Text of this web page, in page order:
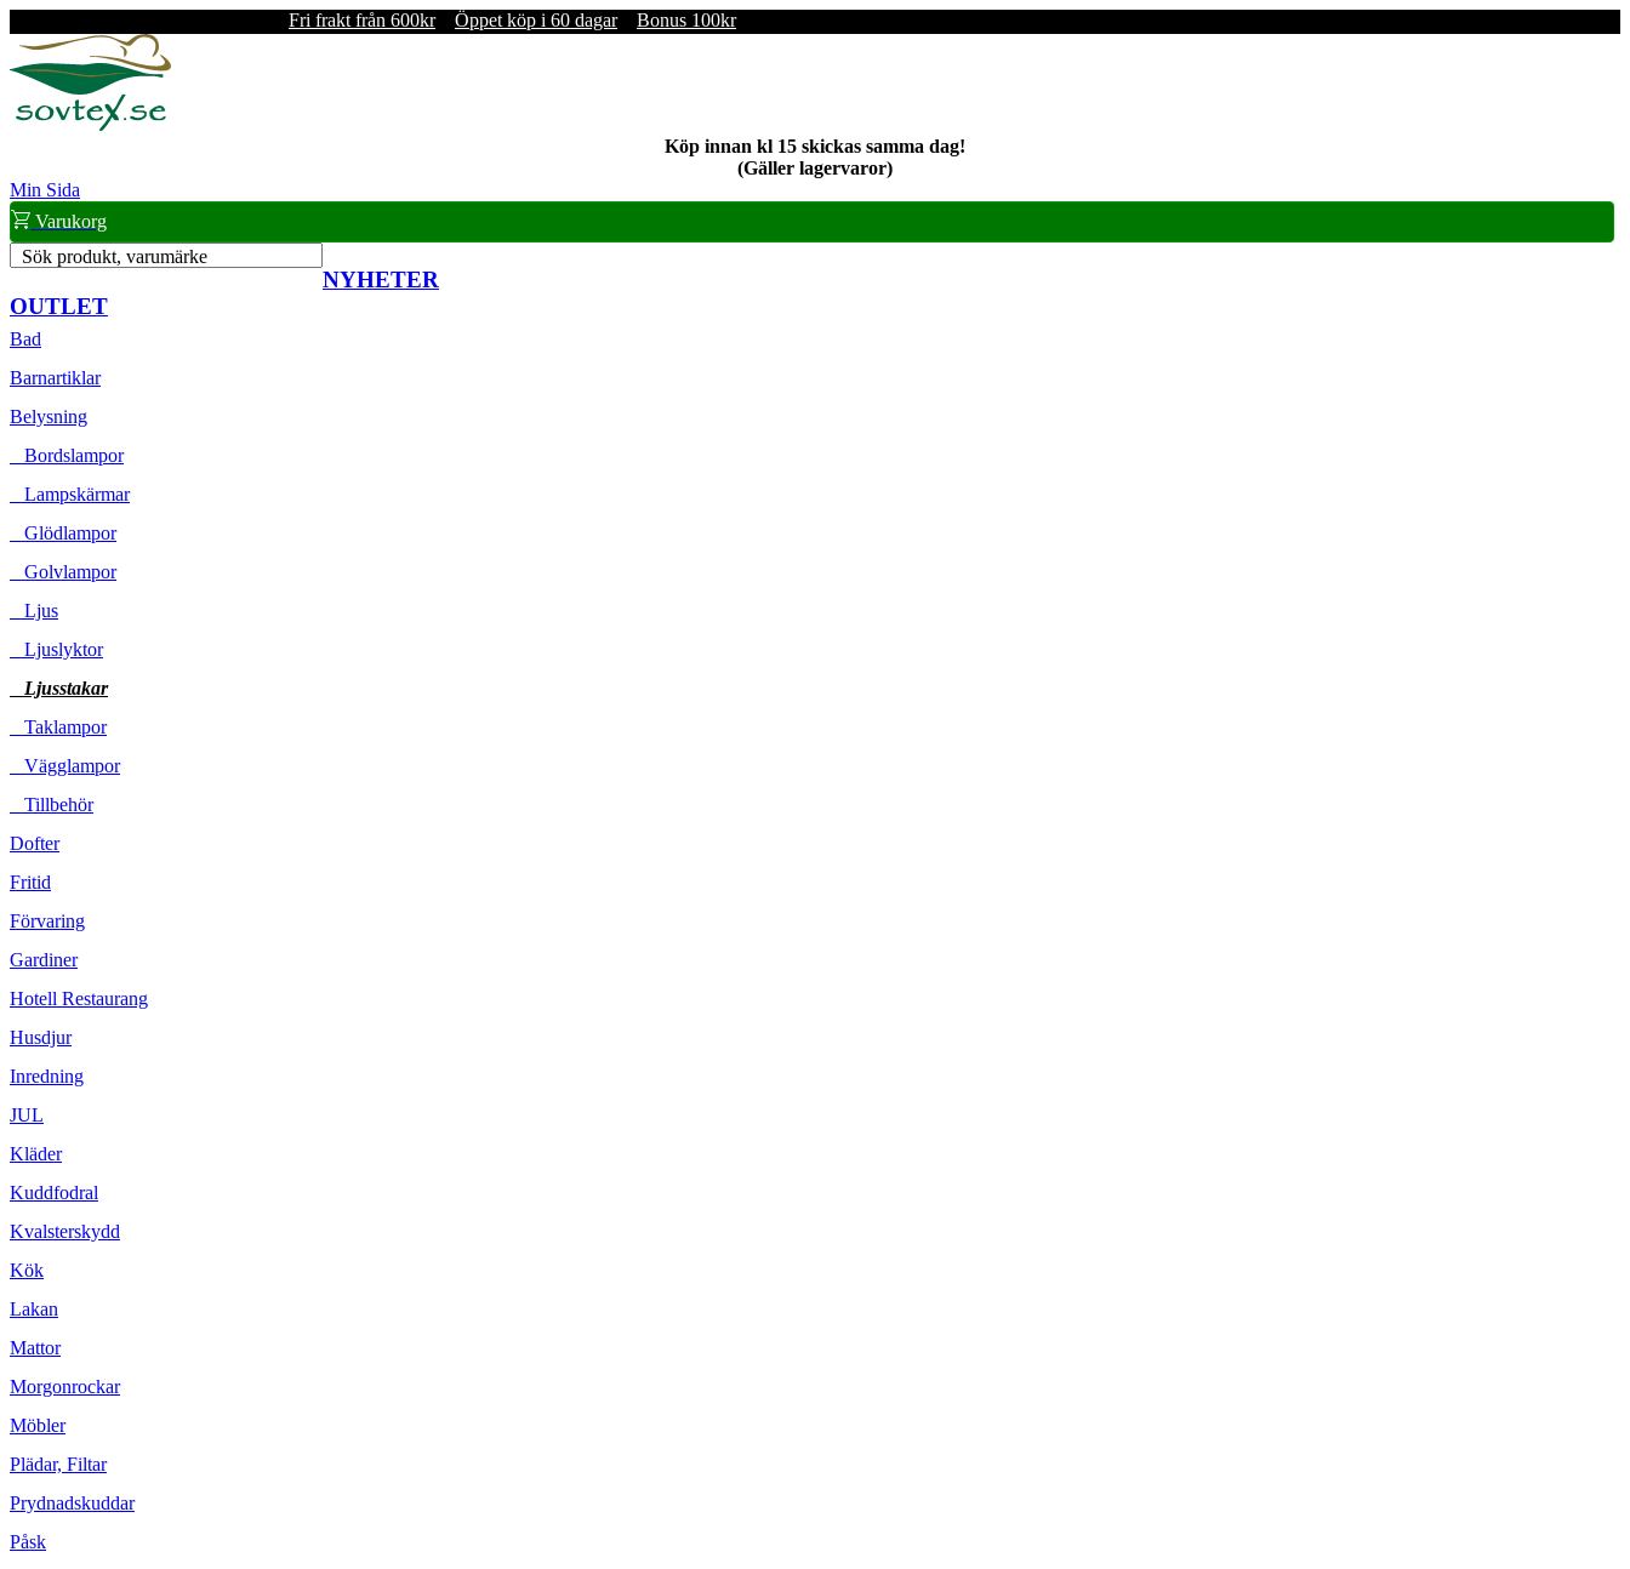
Fri frakt från 600kr Öppet köp i 60 dagar Bonus 100kr
Köp innan kl 15 skickas samma dag!
(Gäller lagervaror)
Min Sida
Varukorg
Sök produkt, varumärke
NYHETER
OUTLET
Bad
Barnartiklar
Belysning
Bordslampor
Lampskärmar
Glödlampor
Golvlampor
Ljus
Ljuslyktor
Ljusstakar
Taklampor
Vägglampor
Tillbehör
Dofter
Fritid
Förvaring
Gardiner
Hotell Restaurang
Husdjur
Inredning
JUL
Kläder
Kuddfodral
Kvalsterskydd
Kök
Lakan
Mattor
Morgonrockar
Möbler
Plädar, Filtar
Prydnadskuddar
Påsk